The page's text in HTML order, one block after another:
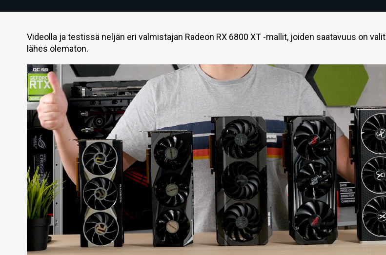
Videolla ja testissä neljän eri valmistajan Radeon RX 6800 XT -mallit, joiden saatavuus on
lähes olematon.